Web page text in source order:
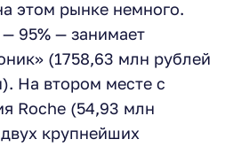
этом рынке немного.
95% — занимает
(1758,63 млн рублей
На втором месте с
Roche (54,93 млн
крупнейших